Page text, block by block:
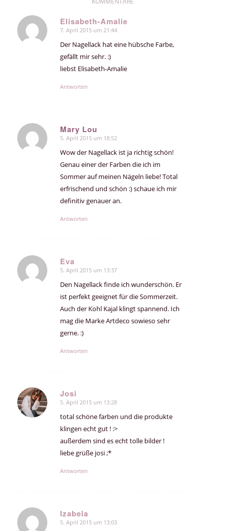
Elisabeth-Amalie
sagte:
7. April 2015 um 21:44
Der Nagellack hat eine hübsche Farbe,
gefällt mir sehr. :)
liebst Elisabeth-Amalie
Antworten
Mary Lou
sagte:
5. April 2015 um 18:52
Wow der Nagellack ist ja richtig schön!
Genau einer der Farben die ich im
Sommer auf meinen Nägeln liebe! Total
erfrischend und schön :) schaue ich mir
definitiv genauer an.
Antworten
Eva
sagte:
5. April 2015 um 13:37
Den Nagellack finde ich wunderschön. Er
ist perfekt geeignet für die Sommerzeit.
Auch der Kohl Kajal klingt spannend. Ich
mag die Marke Artdeco sowieso sehr
gerne. :)
Antworten
Josi
sagte:
5. April 2015 um 13:28
total schöne farben und die produkte
klingen echt gut ! :>
außerdem sind es echt tolle bilder !
liebe grüße josi ;*
Antworten
Izabela
sagte:
5. April 2015 um 13:03